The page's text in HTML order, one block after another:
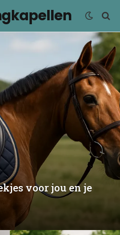
voor jou en je